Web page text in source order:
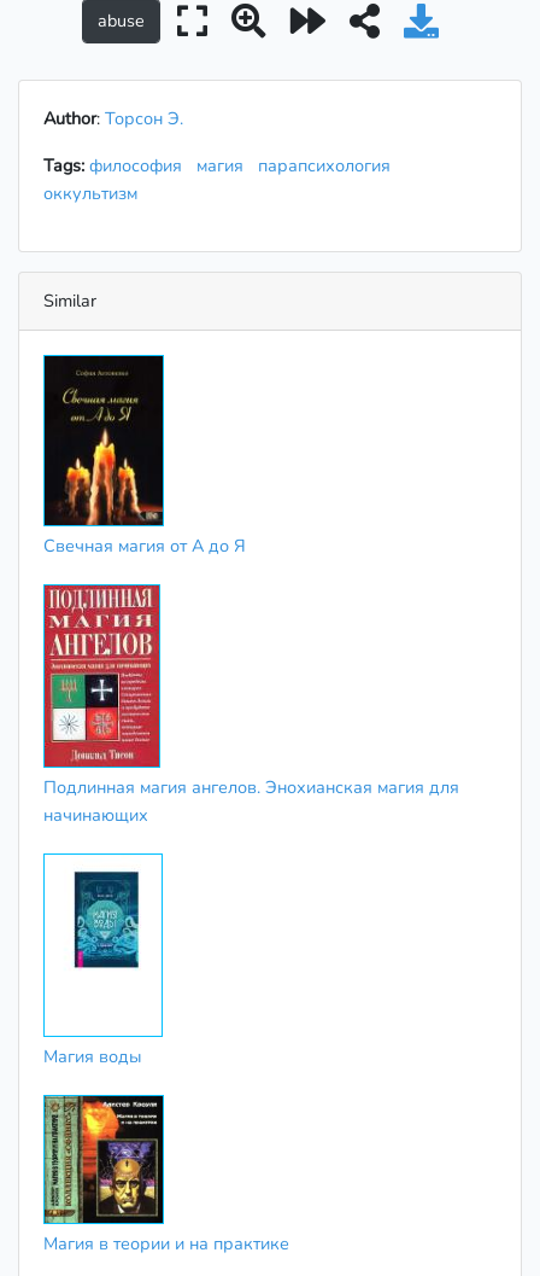
Author: Торсон Э.
Tags: философия магия
парапсихология
оккультизм
Similar
Свечная магия от А до Я
Подлинная магия ангелов. Энохианская магия для
начинающих
Магия воды
Магия в теории и на практике